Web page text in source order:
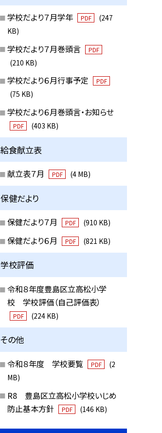
学校だより７月学年 PDF
(247
KB)
学校だより７月巻頭言 PDF
(210 KB)
学校だより６月行事予定 PDF
(75 KB)
学校だより６月巻頭言・お知らせ
PDF (403 KB)
給食献立表
献立表７月 PDF (4 MB)
保健だより
保健だより７月 PDF (910 KB)
保健だより６月 PDF (821 KB)
学校評価
令和８年度豊島区立高松小学
校 学校評価（自己評価表）
PDF (224 KB)
その他
令和８年度 学校要覧 PDF
(2
MB)
R8 豊島区立高松小学校いじめ
防止基本方針
PDF (146 KB)